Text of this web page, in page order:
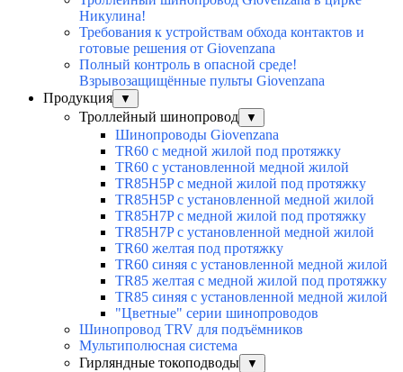
Никулина!
Требования к устройствам обхода контактов и
готовые решения от Giovenzana
Полный контроль в опасной среде!
Взрывозащищённые пульты Giovenzana
Продукция
▼
Троллейный шинопровод ▼
Шинопроводы Giovenzana
TR60 с медной жилой под протяжку
TR60 с установленной медной жилой
TR85H5P с медной жилой под протяжку
TR85H5P с установленной медной жилой
TR85H7P с медной жилой под протяжку
TR85H7P с установленной медной жилой
TR60 желтая под протяжку
TR60 синяя с установленной медной жилой
TR85 желтая с медной жилой под протяжку
TR85 синяя с установленной медной жилой
"Цветные" серии шинопроводов
Шинопровод TRV для подъёмников
Мультиполюсная система
Гирляндные токоподводы
▼